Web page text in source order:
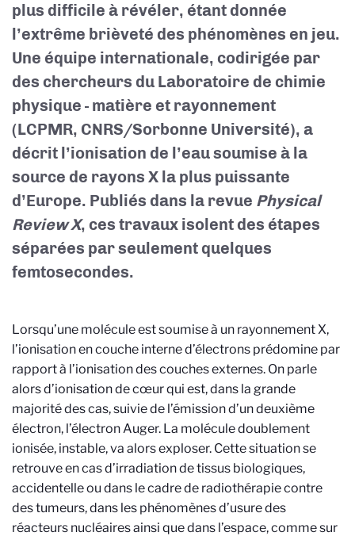
plus difficile à révéler, étant donnée
l’extrême brièveté des phénomènes en jeu.
Une équipe internationale, codirigée par
des chercheurs du Laboratoire de chimie
physique - matière et rayonnement
(LCPMR, CNRS/Sorbonne Université), a
décrit l’ionisation de l’eau soumise à la
source de rayons X la plus puissante
d’Europe. Publiés dans la revue Physical
Review X, ces travaux isolent des étapes
séparées par seulement quelques
femtosecondes.
Lorsqu’une molécule est soumise à un rayonnement X,
l’ionisation en couche interne d’électrons prédomine par
rapport à l’ionisation des couches externes. On parle
alors d’ionisation de cœur qui est, dans la grande
majorité des cas, suivie de l’émission d’un deuxième
électron, l’électron Auger. La molécule doublement
ionisée, instable, va alors exploser. Cette situation se
retrouve en cas d’irradiation de tissus biologiques,
accidentelle ou dans le cadre de radiothérapie contre
des tumeurs, dans les phénomènes d’usure des
réacteurs nucléaires ainsi que dans l’espace, comme sur